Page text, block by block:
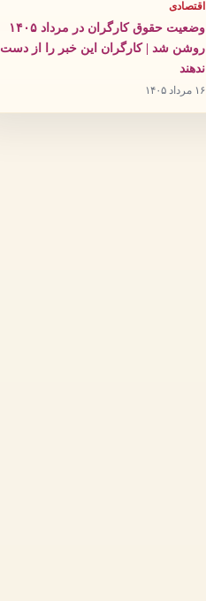
اقتصادی
وضعیت حقوق کارگران در مرداد ۱۴۰۵
روشن شد | کارگران این خبر را از دست
ندهند
۱۶ مرداد ۱۴۰۵